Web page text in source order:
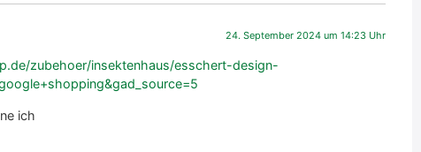
24. September 2024 um 14:23 Uhr
zubehoer/insektenhaus/esschert-design-
ich